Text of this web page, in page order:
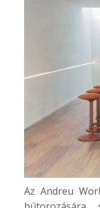
Az Andreu